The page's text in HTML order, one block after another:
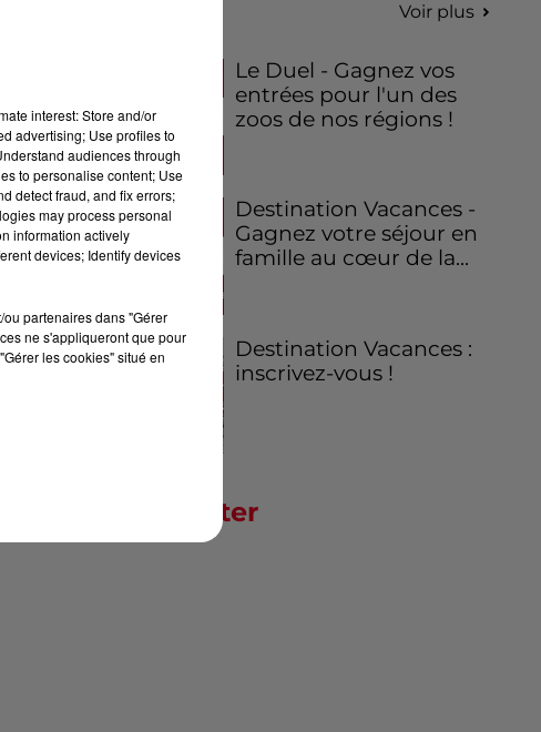
Voir plus
Le Duel - Gagnez vos
entrées pour l'un des
zoos de nos régions !
Destination Vacances -
Gagnez votre séjour en
famille au cœur de la...
Destination Vacances :
inscrivez-vous !
Newsletter
interest: Store and/or
advertising; Use profiles to
audiences through
to personalise content; Use
detect fraud, and fix errors;
may process personal
information actively
devices; Identify devices
partenaires dans "Gérer
ne s'appliqueront que pour
les cookies" situé en